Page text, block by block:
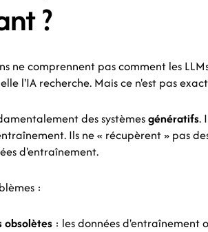
?
ne comprennent pas comment les
l'IA recherche. Mais ce n'est pas
des systèmesgénératifs.
Ils ne « récupèrent » pas
d'entraînement.
:
obsolètes : les données d'entraînement